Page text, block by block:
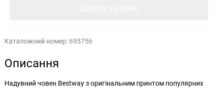
Каталожний номер: 695756
Описання
Надувний човен Bestway з оригінальним принтом популярних